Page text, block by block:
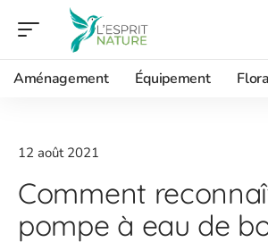
Aménagement Équipement
12 août 2021
Comment
pompe à eau de